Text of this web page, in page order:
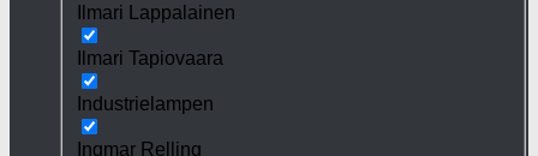
Ilmari Lappalainen
Ilmari Tapiovaara
Industrielampen
Ingmar Relling